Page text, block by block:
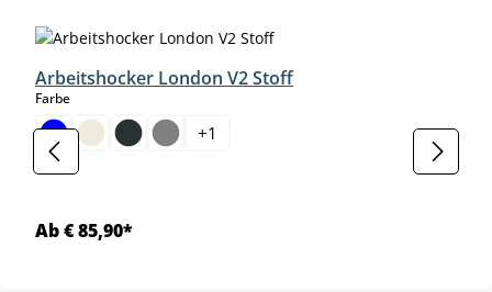
Arbeitshocker London V2 Stoff
Farbeauswählen
+1
Ab € 85,90*